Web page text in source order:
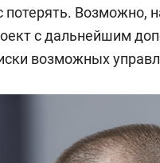
потерять. Возможно,
с дальнейшим
возможных